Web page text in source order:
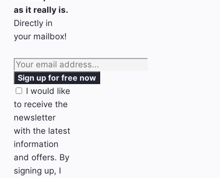
as it really is.
Directly in
your mailbox!
I would like
to receive the
newsletter
with the latest
information
and offers. By
signing up, I